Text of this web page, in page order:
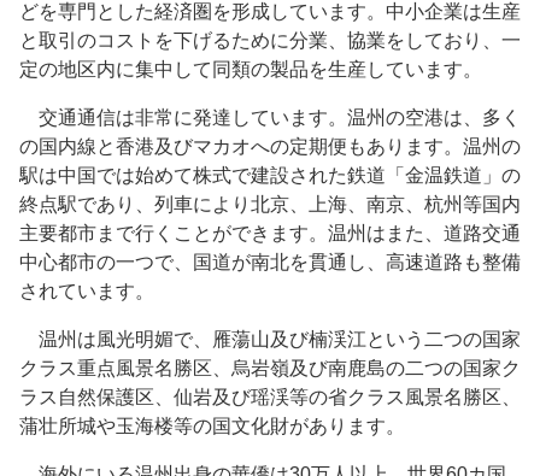
どを専門とした経済圏を形成しています。中小企業は生産
と取引のコストを下げるために分業、協業をしており、一
定の地区内に集中して同類の製品を生産しています。
交通通信は非常に発達しています。温州の空港は、多く
の国内線と香港及びマカオへの定期便もあります。温州の
駅は中国では始めて株式で建設された鉄道「金温鉄道」の
終点駅であり、列車により北京、上海、南京、杭州等国内
主要都市まで行くことができます。温州はまた、道路交通
中心都市の一つで、国道が南北を貫通し、高速道路も整備
されています。
温州は風光明媚で、雁蕩山及び楠渓江という二つの国家
クラス重点風景名勝区、烏岩嶺及び南鹿島の二つの国家ク
ラス自然保護区、仙岩及び瑶渓等の省クラス風景名勝区、
蒲壮所城や玉海楼等の国文化財があります。